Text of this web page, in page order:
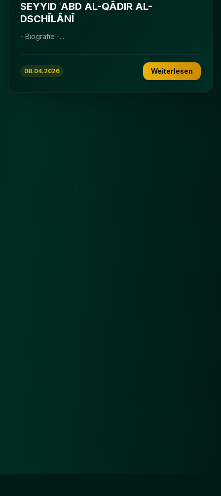
SEYYID ʿABD AL-QĀDIR AL-
DSCHĪLĀNĪ
- Biografie -...
08.04.2026 Weiterlesen